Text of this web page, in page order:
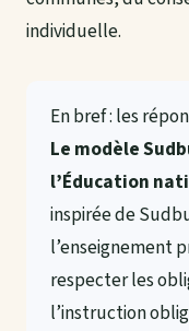
individuelle.
En bref : les
Le modèle
l’Éducation
inspirée de
l’enseignement
respecter les
l’instruction